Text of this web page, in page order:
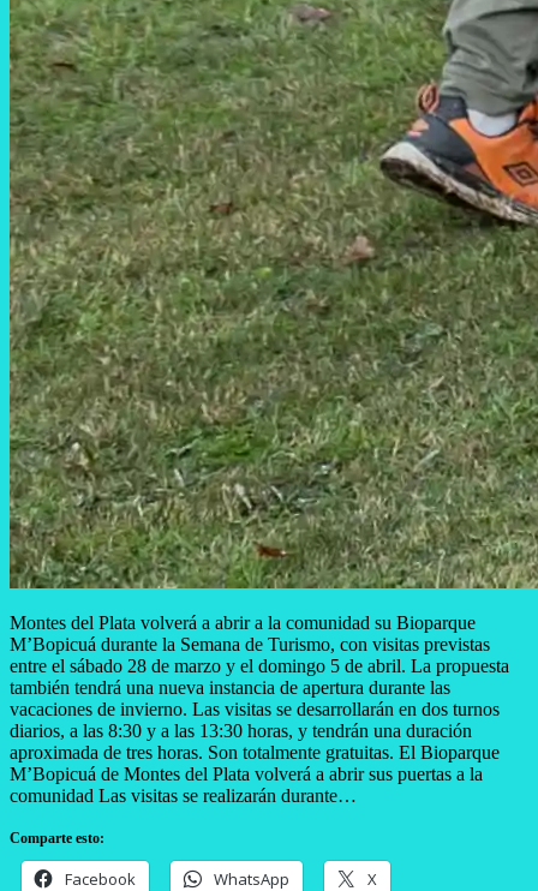
Montes del Plata volverá a abrir a la comunidad su Bioparque
M’Bopicuá durante la Semana de Turismo, con visitas previstas
entre el sábado 28 de marzo y el domingo 5 de abril. La propuesta
también tendrá una nueva instancia de apertura durante las
vacaciones de invierno. Las visitas se desarrollarán en dos turnos
diarios, a las 8:30 y a las 13:30 horas, y tendrán una duración
aproximada de tres horas. Son totalmente gratuitas. El Bioparque
M’Bopicuá de Montes del Plata volverá a abrir sus puertas a la
comunidad Las visitas se realizarán durante…
Comparte esto:
Facebook WhatsApp X